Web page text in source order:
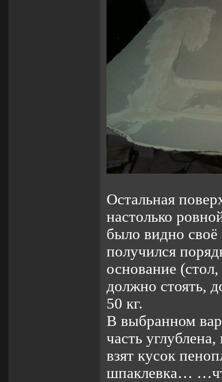
Остальная
настолько
было видно
получился
основание
должно стоять,
50 кг.
В выбранном
часть
взят кусок
шпаклевка…